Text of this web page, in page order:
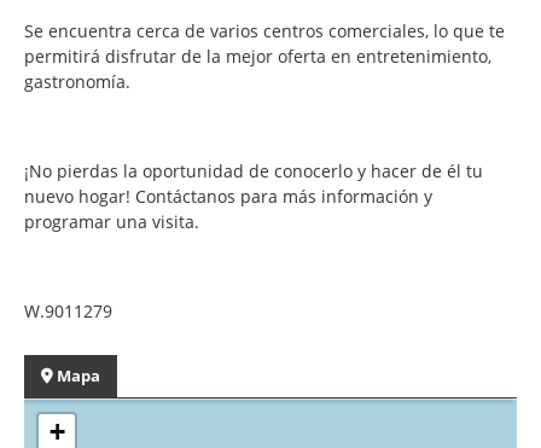
Se encuentra cerca de varios centros comerciales, lo que te
permitirá disfrutar de la mejor oferta en entretenimiento,
gastronomía.
¡No pierdas la oportunidad de conocerlo y hacer de él tu
nuevo hogar! Contáctanos para más información y
programar una visita.
W.9011279
Mapa
+